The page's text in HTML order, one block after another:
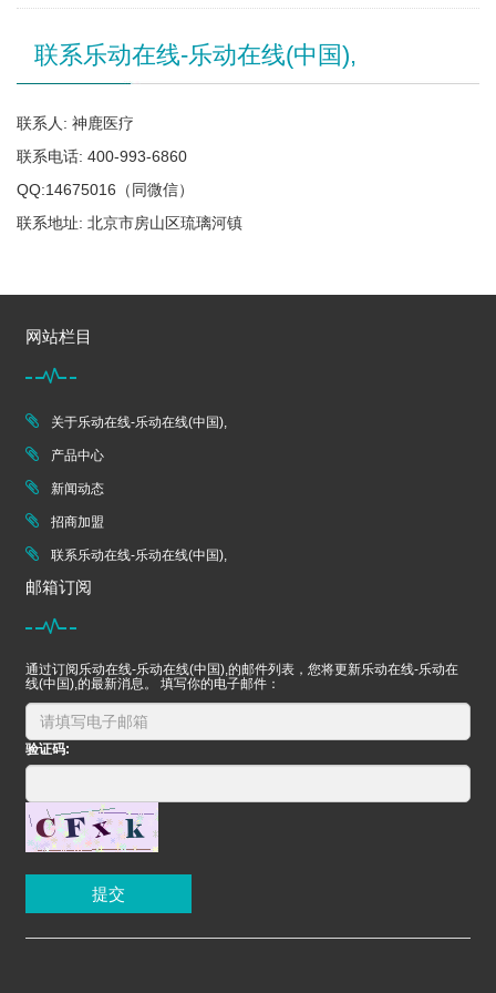
联系乐动在线-乐动在线(中国),
联系人: 神鹿医疗
联系电话: 400-993-6860
QQ:14675016（同微信）
联系地址: 北京市房山区琉璃河镇
网站栏目
关于乐动在线-乐动在线(中国),
产品中心
新闻动态
招商加盟
联系乐动在线-乐动在线(中国),
邮箱订阅
通过订阅乐动在线-乐动在线(中国),的邮件列表，您将更新乐动在线-乐动在
线(中国),的最新消息。 填写你的电子邮件：
验证码:
提交